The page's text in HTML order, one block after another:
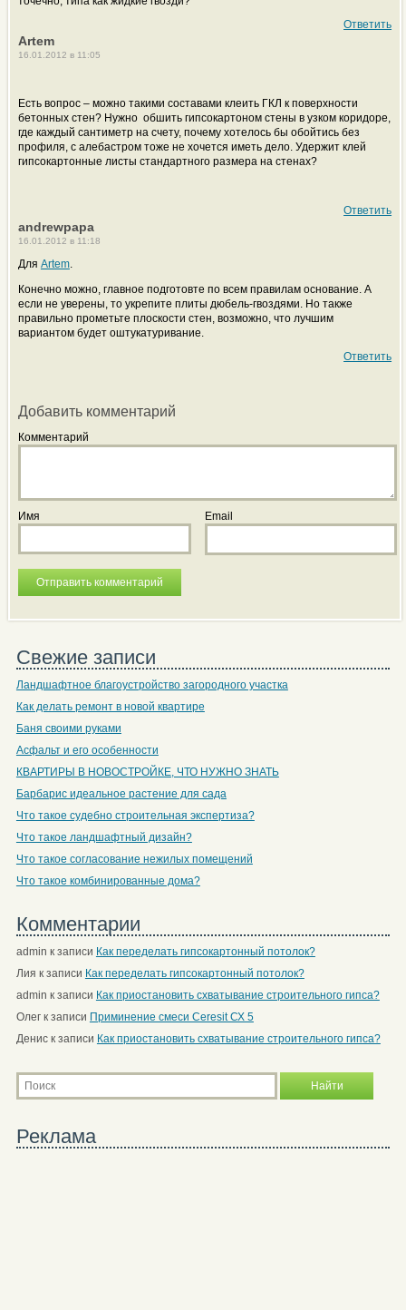
Ответить
Artem
16.01.2012 в 11:05
Есть вопрос – можно такими составами клеить ГКЛ к поверхности
бетонных стен? Нужно обшить гипсокартоном стены в узком коридоре,
где каждый сантиметр на счету, почему хотелось бы обойтись без
профиля, с алебастром тоже не хочется иметь дело. Удержит клей
гипсокартонные листы стандартного размера на стенах?
Ответить
andrewpapa
16.01.2012 в 11:18
Для Artem.
Конечно можно, главное подготовте по всем правилам основание. А
если не уверены, то укрепите плиты дюбель-гвоздями. Но также
правильно прометьте плоскости стен, возможно, что лучшим
вариантом будет оштукатуривание.
Ответить
Добавить комментарий
Комментарий
Имя Email
Свежие записи
Ландшафтное благоустройство загородного участка
Как делать ремонт в новой квартире
Баня своими руками
Асфальт и его особенности
КВАРТИРЫ В НОВОСТРОЙКЕ, ЧТО НУЖНО ЗНАТЬ
Барбарис идеальное растение для сада
Что такое судебно строительная экспертиза?
Что такое ландшафтный дизайн?
Что такое согласование нежилых помещений
Что такое комбинированные дома?
Комментарии
admin к записи Как переделать гипсокартонный потолок?
Лия к записи Как переделать гипсокартонный потолок?
admin к записи Как приостановить схватывание строительного гипса?
Олегк записи Приминение смеси Ceresit СХ 5
Дениск записи Как приостановить схватывание строительного гипса?
Реклама